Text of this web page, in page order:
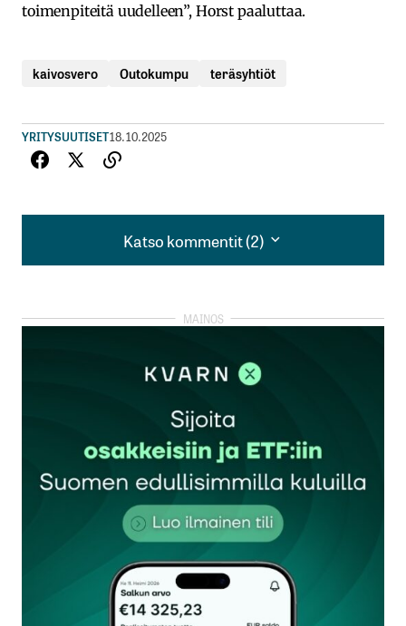
toimenpiteitä uudelleen”, Horst paaluttaa.
kaivosvero Outokumpu teräsyhtiöt
YRITYSUUTISET18.10.2025
Katso kommentit (2)
Katso kommentit (2)
suurin ferrokromin varanto, niin onko
ferrokromia huolimatta kaivosveron noususta
Vastaa
Vero on tuotantokustannusvero muiden verojen
päälle. Kun kustannukset nousevat liikaa homma
21.10.2025 at 17:28